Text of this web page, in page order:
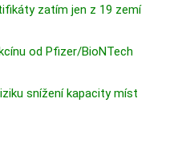
zatím jen z 19 zemí
od Pfizer/BioNTech
snížení kapacity míst